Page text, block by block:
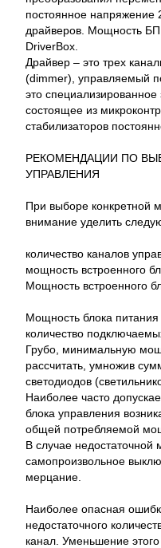
постоянное напряжение
драйверов. Мощность БП
DriverBox.
Драйвер – это трех
(dimmer), управляемый
это специализированное
состоящее из
стабилизаторов
РЕКОМЕНДАЦИИ ПО
УПРАВЛЕНИЯ
При выборе конкретной
внимание уделить
количество каналов
мощность встроенного
Мощность встроенного
Мощность блока
количество
Грубо, минимальную
рассчитать, умножив
светодиодов
Наиболее часто
блока управления
общей потребляемой
В случае
самопроизвольное
мерцание.
Наиболее опасная
недостаточного
канал. Уменьшение